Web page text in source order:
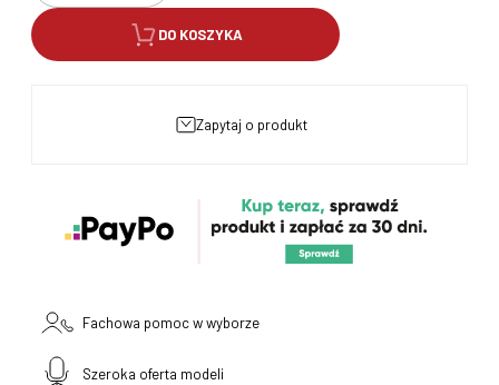
DO KOSZYKA
zapytaj o produkt
Fachowa pomoc w wyborze
Szeroka oferta modeli